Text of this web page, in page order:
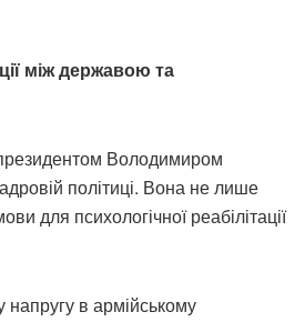
між державою та
Володимиром
політиці. Вона не лише
для психологічної реабілітації
в армійському